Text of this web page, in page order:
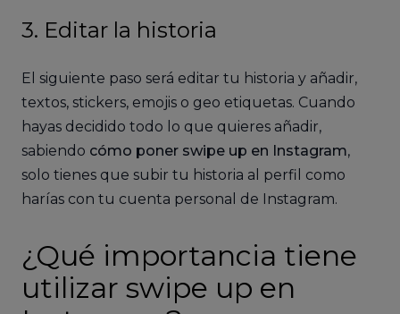
3. Editar la historia
El siguiente paso será editar tu historia y añadir,
textos, stickers, emojis o geo etiquetas. Cuando
hayas decidido todo lo que quieres añadir,
sabiendo cómo poner swipe up en Instagram,
solo tienes que subir tu historia al perfil como
harías con tu cuenta personal de Instagram.
¿Qué importancia tiene
utilizar swipe up en